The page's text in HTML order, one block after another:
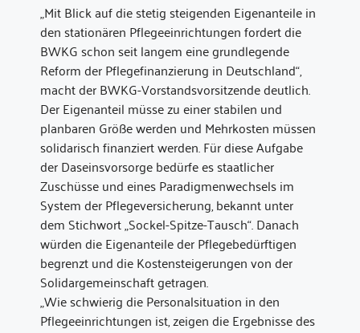
„Mit Blick auf die stetig steigenden Eigenanteile in
den stationären Pflegeeinrichtungen fordert die
BWKG schon seit langem eine grundlegende
Reform der Pflegefinanzierung in Deutschland“,
macht der BWKG-Vorstandsvorsitzende deutlich.
Der Eigenanteil müsse zu einer stabilen und
planbaren Größe werden und Mehrkosten müssen
solidarisch finanziert werden. Für diese Aufgabe
der Daseinsvorsorge bedürfe es staatlicher
Zuschüsse und eines Paradigmenwechsels im
System der Pflegeversicherung, bekannt unter
dem Stichwort „Sockel-Spitze-Tausch“. Danach
würden die Eigenanteile der Pflegebedürftigen
begrenzt und die Kostensteigerungen von der
Solidargemeinschaft getragen.
„Wie schwierig die Personalsituation in den
Pflegeeinrichtungen ist, zeigen die Ergebnisse des